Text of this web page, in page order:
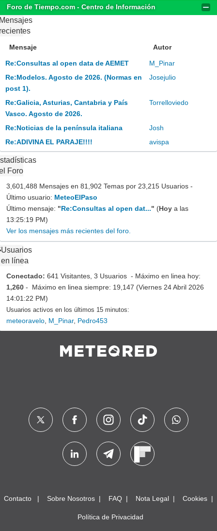
Foro de Tiempo.com - Centro de Información
Mensaje Autor
Re:Consultas al open data de AEMET
M_Pinar
Re:Modelos. Agosto de 2026. (Normas en
post 1).
Josejulio
Re:Galicia, Asturias, Cantabria y País
Vasco. Agosto de 2026.
Torrelloviedo
Re:Noticias de la península italiana
Josh
Re:ADIVINA EL PARAJE!!!!
avispa
Foro
3,601,488 Mensajes en 81,902 Temas por 23,215 Usuarios -
Último usuario: MeteoElPaso
Último mensaje: "Re:Consultas al open dat..." (Hoy a las
13:25:19 PM)
Ver los mensajes más recientes del foro.
Usuarios
en línea
Conectado: 641 Visitantes, 3 Usuarios - Máximo en linea hoy:
1,260 - Máximo en linea siempre: 19,147 (Viernes 24 Abril 2026
14:01:22 PM)
Usuarios activos en los últimos 15 minutos:
meteoravelo M_Pinar, Pedro453
Contacto Sobre Nosotros FAQ Nota Legal Cookies
Política de Privacidad